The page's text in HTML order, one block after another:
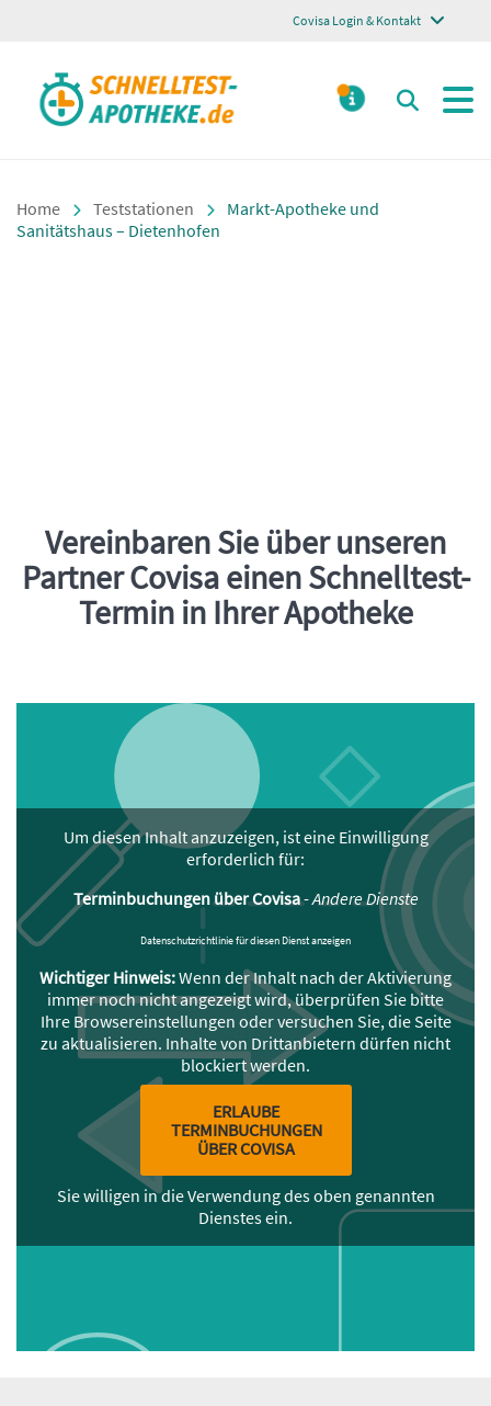
Covisa Login & Kontakt
Schnelltest Apotheke
Suchen
Home Teststationen
Markt-Apotheke und
Sanitätshaus – Dietenhofen
Einleitung
Vereinbaren Sie über unseren
Partner Covisa einen Schnelltest-
Termin in Ihrer Apotheke
Um diesen Inhalt anzuzeigen, ist eine Einwilligung
erforderlich für:
Terminbuchungen über Covisa-Andere Dienste
Datenschutzrichtlinie für diesen Dienst anzeigen
Wichtiger Hinweis:Wenn der Inhalt nach der Aktivierung
immer noch nicht angezeigt wird, überprüfen Sie bitte
Ihre Browsereinstellungen oder versuchen Sie, die Seite
zu aktualisieren. Inhalte von Drittanbietern dürfen nicht
blockiert werden.
ERLAUBE
TERMINBUCHUNGEN
ÜBER COVISA
Sie willigen in die Verwendung des oben genannten
Dienstes ein.